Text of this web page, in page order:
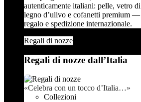
autenticamente italiani: pelle, vetro
legno d’ulivo e cofanetti premium —
regalo e spedizione internazionale.
Regali di nozze
Regali di nozze dall’Italia
«Celebra con un tocco d’Italia…»
Collezioni